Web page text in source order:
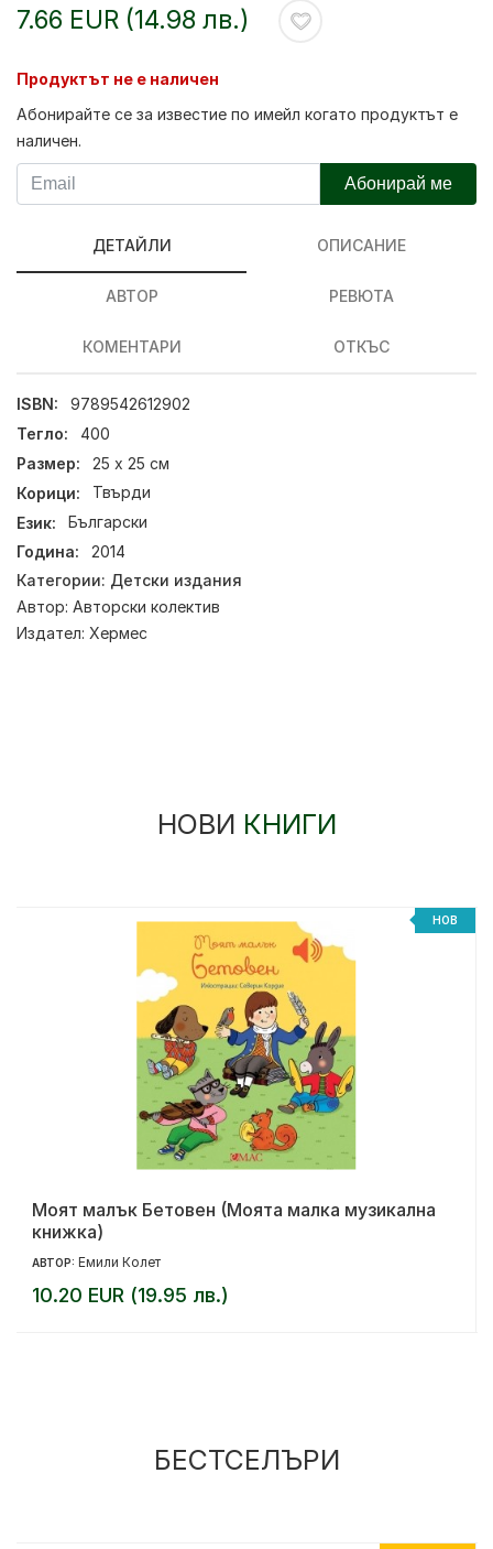
7.66 EUR (14.98 лв.)
Продуктът не е наличен
Абонирайте се за известие по имейл когато продуктът е
наличен.
Абонирай ме
ДЕТАЙЛИ ОПИСАНИЕ
АВТОР РЕВЮТА
КОМЕНТАРИ ОТКЪС
ISBN:
9789542612902
Тегло:
400
Размер:
25 х 25 см
Корици:
Твърди
Език:
Български
Година:
2014
Категории: Детски издания
Автор: Авторски колектив
Издател: Хермес
НОВИ КНИГИ
НОВ
Моят малък Бетовен (Моята малка музикална
книжка)
АВТОР: Емили Колет
10.20 EUR (19.95 лв.)
БЕСТСЕЛЪРИ